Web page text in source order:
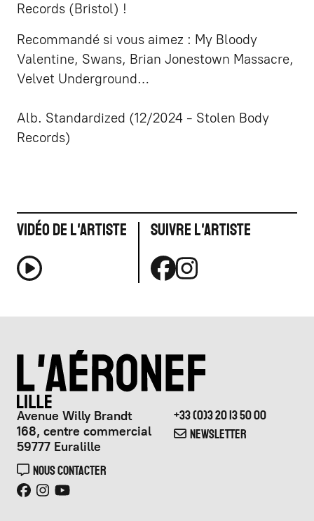
Records (Bristol) !
Recommandé si vous aimez : My Bloody
Valentine, Swans, Brian Jonestown Massacre,
Velvet Underground…
Alb. Standardized (12/2024 - Stolen Body
Records)
Vidéo de l'artiste Suivre l'artiste
Avenue Willy Brandt
168, centre commercial
59777 Euralille
NOUS CONTACTER
+33 (0)3 20 13 50 00
NEWSLETTER